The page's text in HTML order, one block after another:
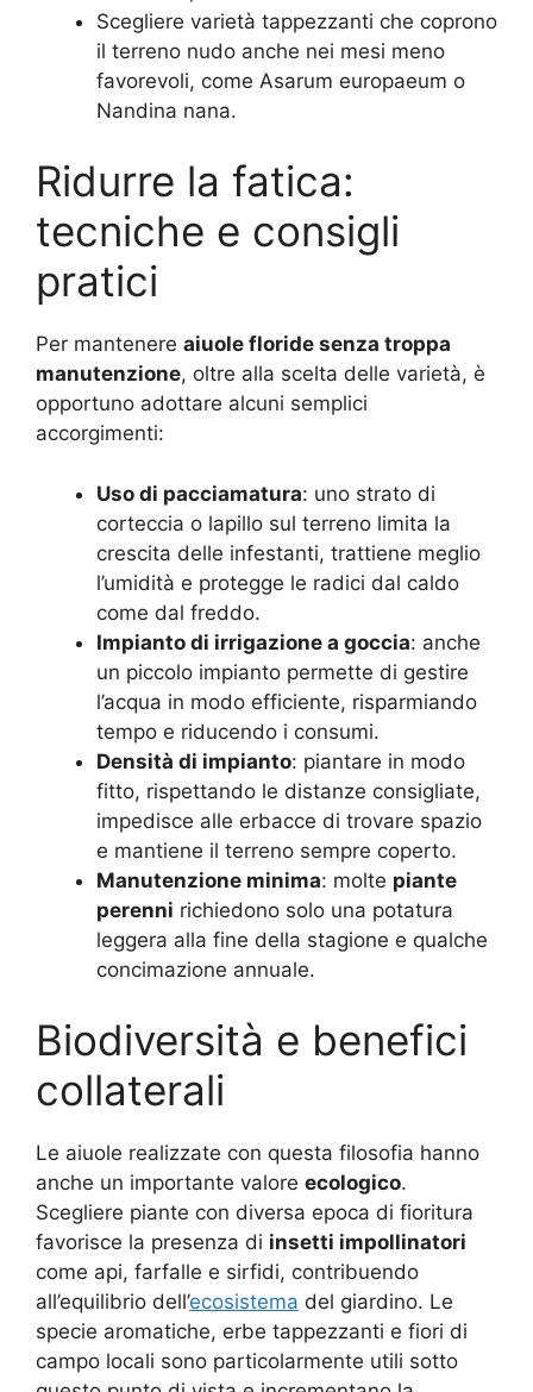
Scegliere varietà tappezzanti che coprono
il terreno nudo anche nei mesi meno
favorevoli, come Asarum europaeum o
Nandina nana.
Ridurre la fatica:
tecniche e consigli
pratici
Per mantenere aiuole floride senza troppa
manutenzione, oltre alla scelta delle varietà, è
opportuno adottare alcuni semplici
accorgimenti:
Uso di pacciamatura: uno strato di
corteccia o lapillo sul terreno limita la
crescita delle infestanti, trattiene meglio
l’umidità e protegge le radici dal caldo
come dal freddo.
Impianto di irrigazione a goccia: anche
un piccolo impianto permette di gestire
l’acqua in modo efficiente, risparmiando
tempo e riducendo i consumi.
Densità di impianto: piantare in modo
fitto, rispettando le distanze consigliate,
impedisce alle erbacce di trovare spazio
e mantiene il terreno sempre coperto.
Manutenzione minima: molte piante
perenni richiedono solo una potatura
leggera alla fine della stagione e qualche
concimazione annuale.
Biodiversità e benefici
collaterali
Le aiuole realizzate con questa filosofia hanno
anche un importante valore ecologico.
Scegliere piante con diversa epoca di fioritura
favorisce la presenza di insetti impollinatori
come api, farfalle e sirfidi, contribuendo
all’equilibrio dell’ecosistema del giardino. Le
specie aromatiche, erbe tappezzanti e fiori di
campo locali sono particolarmente utili sotto